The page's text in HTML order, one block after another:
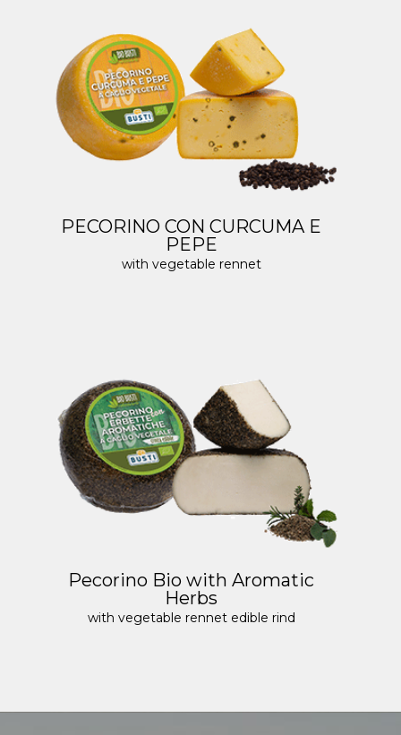
PECORINO CON CURCUMA E
PEPE
with vegetable rennet
Pecorino Bio with Aromatic
Herbs
with vegetable rennet edible rind